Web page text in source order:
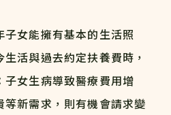
女能擁有基本的生活照
活與過去約定扶養費時，
女生病導致醫療費用增
新需求，則有機會請求變